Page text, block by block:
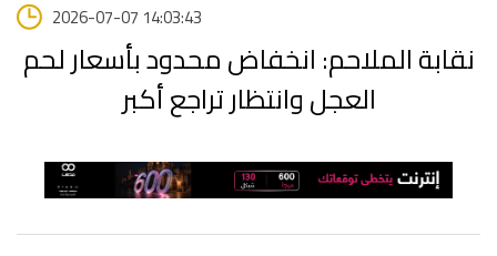
2026-07-07 14:03:43
نقابة الملاحم: انخفاض محدود بأسعار لحم
العجل وانتظار تراجع أكبر